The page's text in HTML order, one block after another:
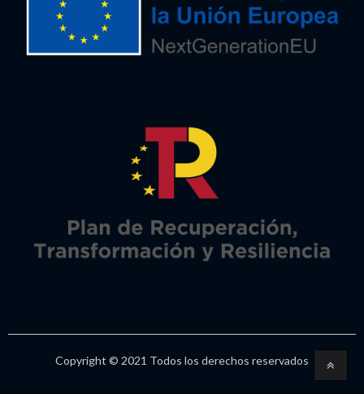
Copyright © 2021 Todos los derechos reservados